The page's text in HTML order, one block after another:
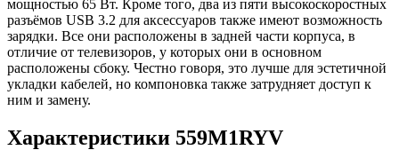
мощностью 65 Вт. Кроме того, два из пяти высокоскоростных
разъёмов USB 3.2 для аксессуаров также имеют возможность
зарядки. Все они расположены в задней части корпуса, в
отличие от телевизоров, у которых они в основном
расположены сбоку. Честно говоря, это лучше для эстетичной
укладки кабелей, но компоновка также затрудняет доступ к
ним и замену.
Характеристики 559M1RYV